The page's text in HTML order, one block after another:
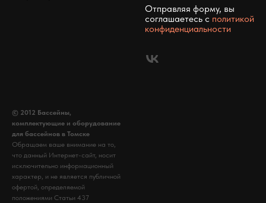
Отправляя форму, вы
соглашаетесь c политикой
конфиденциальности
© 2012 Бассейны,
комплектующие и оборудование
для бассейнов в Томске
Обращаем ваше внимание на то,
что данный Интернет-сайт, носит
исключительно информационный
характер, и не является публичной
офертой, определяемой
положениями Статьи 437